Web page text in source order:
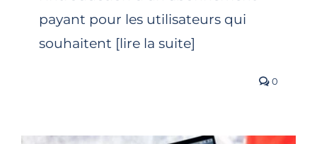
payant pour les utilisateurs qui
souhaitent [lire la suite]
0